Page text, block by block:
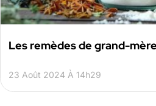
Les remèdes de grand-
23 Août 2024 À 14h29